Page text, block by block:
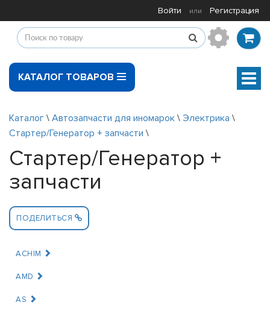
Войти или Регистрация
КАТАЛОГ ТОВАРОВ
Каталог \ Автозапчасти для иномарок \ Электрика \
Стартер/Генератор + запчасти \
Стартер/Генератор +
запчасти
ПОДЕЛИТЬСЯ
ACHIM
AMD
AS